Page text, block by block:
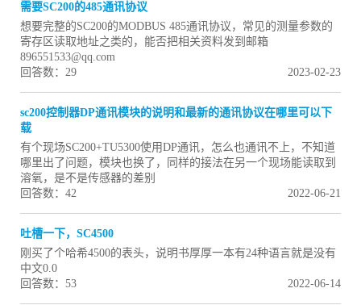
需要SC200的485通讯协议
想要完整的SC200的MODBUS 485通讯协议，常见的测量参数的
寄存区读取地址之类的，能否把相关资料发到邮箱
896551533@qq.com
2023-02-23
回答数：29
sc200控制器DP通讯模块的说明和最新的通讯协议在哪里可以下
载
有个现场SC200+TU5300使用DP通讯，怎么也通讯不上，不知道
哪里出了问题，模块也换了，同样的接法在另一个现场能读取到
溶氧，是不是传感器的差别
2022-06-21
回答数：42
吐槽一下，SC4500
刚买了个哈希4500的表头，说明书厚厚一本有24种语言就是没有
中文0.0
2022-06-14
回答数：53